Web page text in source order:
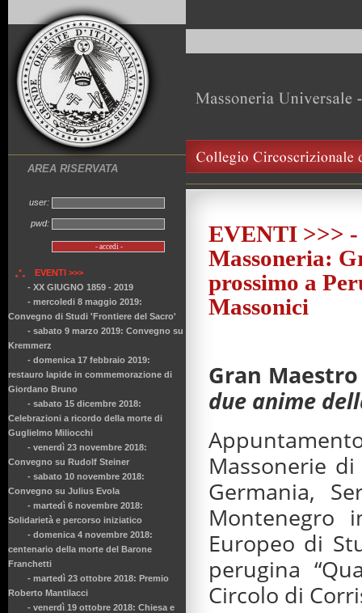
AREA RISERVATA
user:
pwd:
EVENTI >>>
- XX GIUGNO 1859 - 2019
- mercoledi 8 maggio 2019:
Convegno di Studi 'Frontiere del Sacro'
- sabato 9 marzo 2019: Convegno su
Kremmerz
- domenica 17 febbraio 2019:
restauro lapide in commemorazione di
Giordano Bruno
- sabato 15 dicembre 2018:
Celebrazioni a ricordo della morte di
Guglielmo Miliocchi
- venerdì 23 novembre 2018:
Convegno su Rudolf Steiner
- sabato 10 novembre 2018:
Convegno su Julius Evola
- martedì 6 novembre 2018:
Solidarietà e percorso iniziatico
- domenica 4 novembre 2018:
centenario della morte del Barone
Franchetti
- martedì 23 ottobre 2018: Premio
Roberto Mantilacci
- venerdì 19 ottobre 2018: Chiesa e
EVENTI >>> -
Massoneria:
prossimo a
Massonici
Gran
due anime
Massonerie
Germania,
Montenegro
Europeo di
perugina
Circolo di